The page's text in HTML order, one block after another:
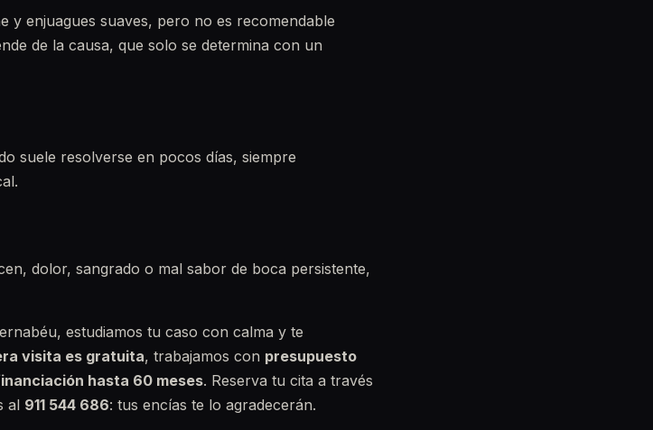
y enjuagues suaves, pero no es recomendable
de la causa, que solo se determina con un
suele resolverse en pocos días, siempre
dolor, sangrado o mal sabor de boca persistente,
estudiamos tu caso con calma y te
visita es gratuita, trabajamos con presupuesto
hasta 60 meses. Reserva tu cita a través
al 911 544 686: tus encías te lo agradecerán.